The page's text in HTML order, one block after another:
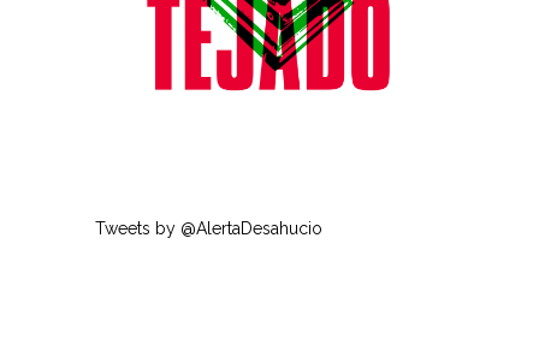
Tweets by @AlertaDesahucio